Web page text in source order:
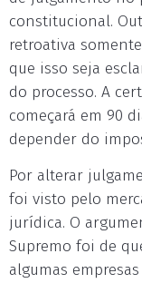
constitucional.
retroativa
que isso seja
do processo. A
começará em 90
depender do
Por alterar
foi visto pelo
jurídica. O
Supremo foi de
algumas